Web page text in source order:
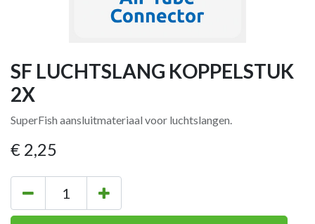
SF LUCHTSLANG KOPPELSTUK
2X
SuperFish aansluitmateriaal voor luchtslangen.
€ 2,25